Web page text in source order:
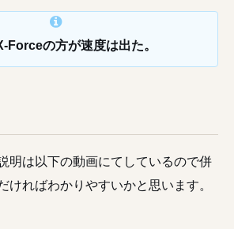
Forceの方が速度は出た。
明は以下の動画にてしているので併
ければわかりやすいかと思います。